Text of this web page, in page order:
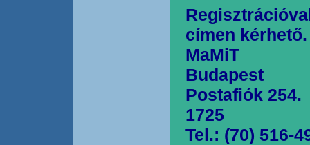
címen kérhető.
MaMiT
Budapest
Postafiók 254.
1725
Tel.: (70) 516-